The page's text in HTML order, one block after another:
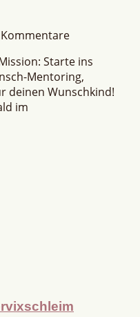
Starte ins
Mentoring,
deinen Wunschkind!
im